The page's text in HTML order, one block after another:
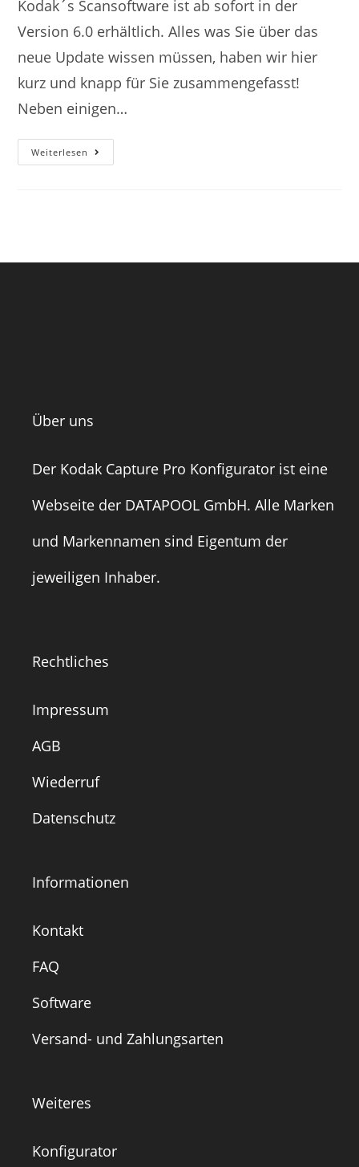
Kodak´s Scansoftware ist ab sofort in der
Version 6.0 erhältlich. Alles was Sie über das
neue Update wissen müssen, haben wir hier
kurz und knapp für Sie zusammengefasst!
Neben einigen…
Weiterlesen
Über uns
Der Kodak Capture Pro Konfigurator ist eine
Webseite der DATAPOOL GmbH. Alle Marken
und Markennamen sind Eigentum der
jeweiligen Inhaber.
Rechtliches
Impressum
AGB
Wiederruf
Datenschutz
Informationen
Kontakt
FAQ
Software
Versand- und Zahlungsarten
Weiteres
Konfigurator